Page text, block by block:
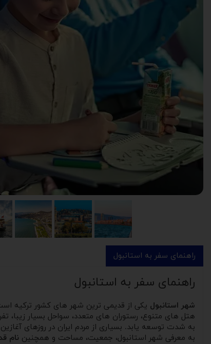
راهنمای سفر به استانبول
راهنمای سفر به استانبول
شهر استانبول یکی از قدیمی ترین شهر های کشور ترکیه
هتل های متنوع، رستوران های متعدد، سواحل بسیار
به شدت توسعه یابد. بسیاری از مردم ایران در روزهای
به معرفی شهر استانبول، جمعیت، مساحت و همچنین نام